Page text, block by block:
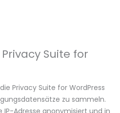
Suite for
Privacy Suite for WordPress
zu sammeln.
IP-Adresse anonymisiert und in